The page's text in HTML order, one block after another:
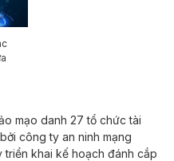
mạo danh 27 tổ chức tài
công ty an ninh mạng
triển khai kế hoạch đánh cắp